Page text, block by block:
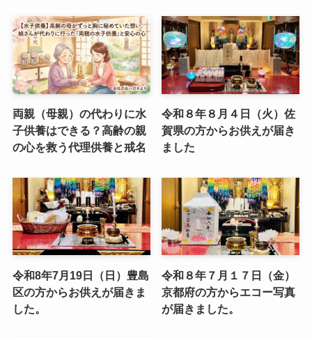
両親（母親）の代わりに水
子供養はできる？高齢の親
の心を救う代理供養と戒名
令和８年８月４日（火）佐
賀県の方からお供えが届き
ました
令和8年7月19日（日）豊島
区の方からお供えが届きま
した。
令和８年７月１７日（金）
京都府の方からエコー写真
が届きました。